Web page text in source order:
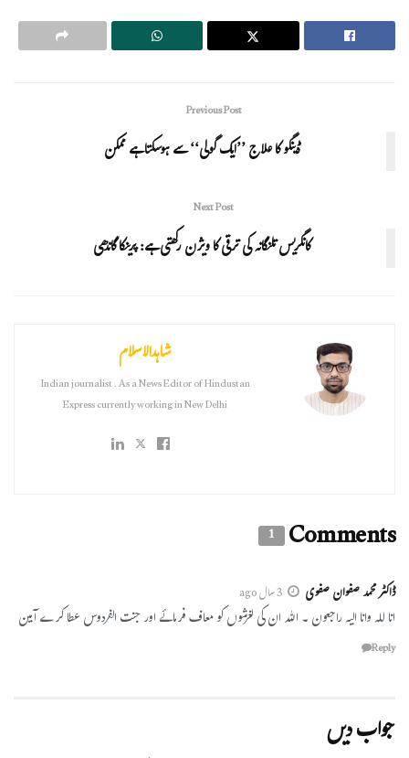
Previous Post
ڈینگو کا علاج ’’ایک گولی‘‘ سے ہوسکتا ہے ممکن
Next Post
کانگریس تلنگانہ کی ترقی کا ویژن رکھتی ہے: پرینکا گاندھی
شاہدالاسلام
Indian journalist . As a News Editor of Hindustan
Express currently working in New Delhi
Comments
1
ڈاکٹر محمد صفوان صفوی 3 سال ago
انا للہ وانا الیہ راجعون ۔ اللہ ان کی لغزشوں کو معاف فرمائے اور جنت الفردوس عطا کرے آمین
Reply
جواب دیں